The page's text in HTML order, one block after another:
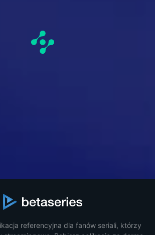
referencyjna dla fanów seriali, którzy